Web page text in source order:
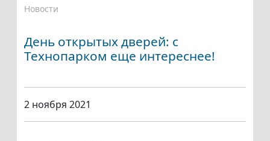
Новости
День открытых дверей: с
Технопарком еще интереснее!
2 ноября 2021